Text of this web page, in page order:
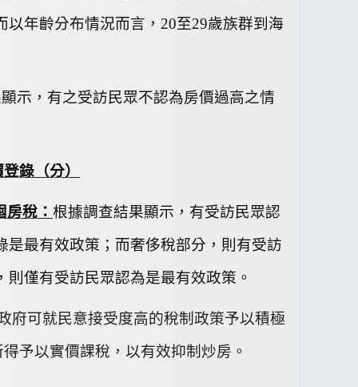
年齡分布情況而言， 20至29歲族群到海
示，有之受訪民眾不認為房價過高之情
登錄（分）
房稅 ： 根據調查結果顯示，有受訪民眾認
是最有效政策；而奢侈稅部分，則有受訪
則僅有受訪民眾認為是最有效政策。
府可就民意接受度高的稅制政策予以積極
予以實價課稅，以有效抑制炒房。